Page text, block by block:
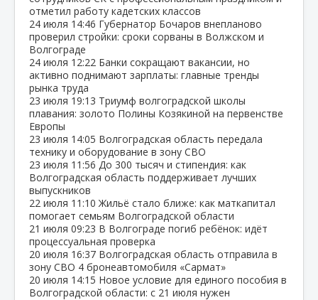
отметил работу кадетских классов
24 июля 14:46 Губернатор Бочаров внепланово
проверил стройки: сроки сорваны в Волжском и
Волгограде
24 июля 12:22 Банки сокращают вакансии, но
активно поднимают зарплаты: главные тренды
рынка труда
23 июля 19:13 Триумф волгоградской школы
плавания: золото Полины Козякиной на первенстве
Европы
23 июля 14:05 Волгоградская область передала
технику и оборудование в зону СВО
23 июля 11:56 До 300 тысяч и стипендия: как
Волгоградская область поддерживает лучших
выпускников
22 июля 11:10 Жильё стало ближе: как маткапитал
помогает семьям Волгоградской области
21 июля 09:23 В Волгограде погиб ребёнок: идёт
процессуальная проверка
20 июля 16:37 Волгоградская область отправила в
зону СВО 4 бронеавтомобиля «Сармат»
20 июля 14:15 Новое условие для единого пособия в
Волгоградской области: с 21 июля нужен